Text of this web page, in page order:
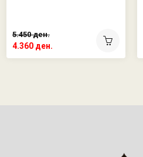
5.450 ден.
4.360 ден.